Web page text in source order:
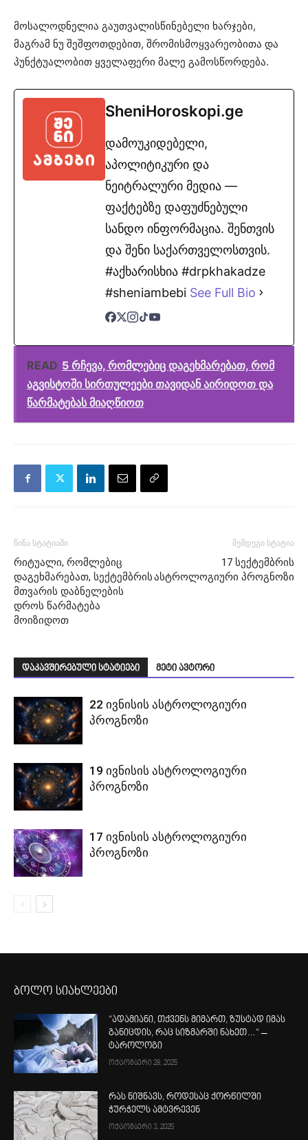
მოსალოდნელია გაუთვალისწინებელი ხარჯები,
მაგრამ ნუ შეშფოთდებით, შრომისმოყვარეობითა და
პუნქტუალობით ყველაფერი მალე გამოსწორდება.
SheniHoroskopi.ge
დამოუკიდებელი,
აპოლიტიკური და
ნეიტრალური მედია —
ფაქტებზე დაფუძნებული
სანდო ინფორმაცია. შენთვის
და შენი საქართველოსთვის.
#აქხარისხია #drpkhakadze
#sheniambebi See Full Bio
READ 5 რჩევა, რომლებიც დაგეხმარებათ, რომ
აგვისტოში სირთულეები თავიდან აირიდოთ და
წარმატებას მიაღწიოთ
წინა სტატიაში
რიტუალი, რომლებიც
დაგეხმარებათ, სექტემბრის
მთვარის დაბნელების
დროს წარმატება
მოიზიდოთ
შემდეგი სტატია
17 სექტემბრის
ასტროლოგიური პროგნოზი
დაკავშირებული სტატიები მეტი ავტორი
22 ივნისის ასტროლოგიური
პროგნოზი
19 ივნისის ასტროლოგიური
პროგნოზი
17 ივნისის ასტროლოგიური
პროგნოზი
ბოლო სიახლეები
“ადამიანი, თქვენს მიმართ, ზუსტად იმას
განიცდის, რაც სიზმარში ნახეთ…“ –
ტაროლოგი
ოქტომბერი 28, 2025
რას ნიშნავს, როდესაც ქორწილში
ჭურჭელს ამტვრევენ
ოქტომბერი 3, 2025